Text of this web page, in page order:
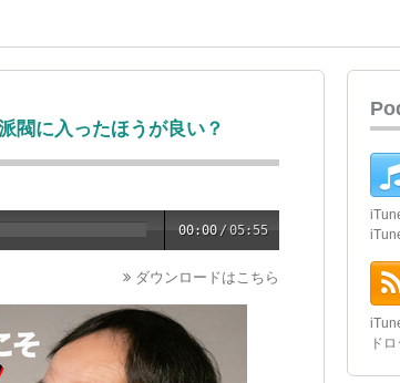
閥に入ったほうが良い？
00:00 /05:55
ダウンロードはこちら
ド